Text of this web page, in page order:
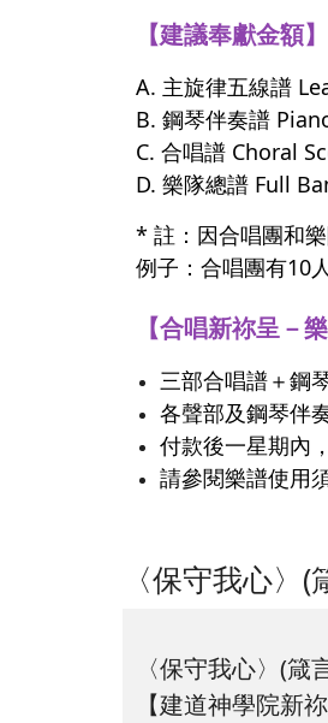
【建議奉獻金額】
A. 主旋律五線譜
B. 鋼琴伴奏譜
C. 合唱譜 Choral
D. 樂隊總譜 Full
* 註：因合唱團和
例子：合唱團有10
【合唱新祢呈－
三部合唱譜＋鋼
各聲部及鋼琴伴
付款後一星期內
請參閱樂譜使用
〈保守我心
〈保守我心〉(箴
【建道神學院新